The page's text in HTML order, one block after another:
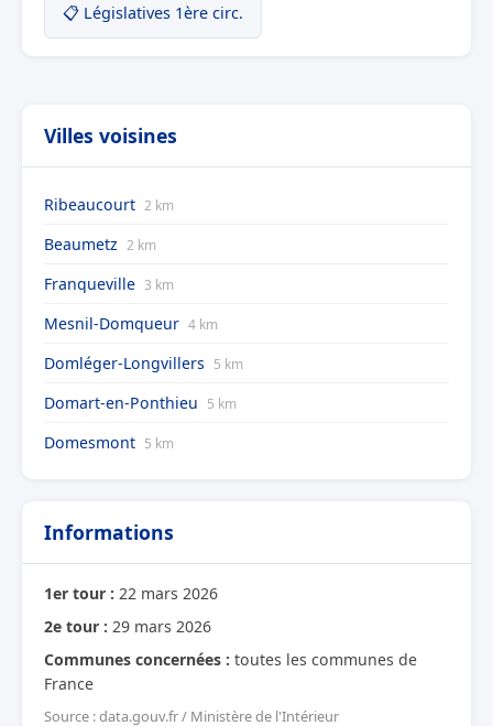
📋 Législatives 1ère circ.
Villes voisines
Ribeaucourt 2 km
Beaumetz 2 km
Franqueville 3 km
Mesnil-Domqueur 4 km
Domléger-Longvillers 5 km
Domart-en-Ponthieu 5 km
Domesmont 5 km
Informations
1er tour : 22 mars 2026
2e tour : 29 mars 2026
Communes concernées : toutes les communes de
France
Source : data.gouv.fr / Ministère de l'Intérieur